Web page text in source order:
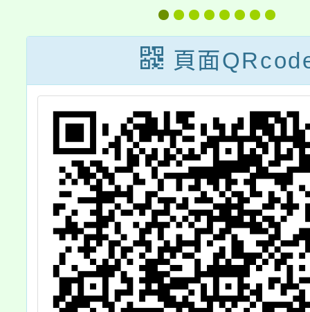
童人權日『Let’s
Empower! 權益
發電中』」兒少
提案影片徵選活
動延長報名一
案，請貴校協助
登載於學校網頁
或社群網站，並
鼓勵兒少踴躍報
頁面